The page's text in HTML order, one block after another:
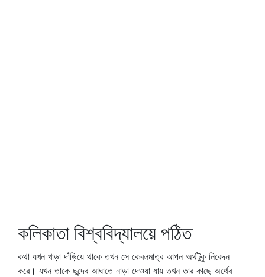
কলিকাতা বিশ্ববিদ্যালয়ে পঠিত
কথা যখন খাড়া দাঁড়িয়ে থাকে তখন সে কেবলমাত্র আপন অর্থটুকু নিবেদন
করে। যখন তাকে ছন্দের আঘাতে নাড়া দেওয়া যায় তখন তার কাছে অর্থের